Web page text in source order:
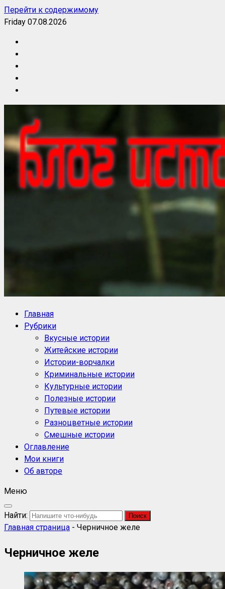
Перейти к содержимому
Friday 07.08.2026
Блог историй NoorySan
Главная
Рубрики
Вкусные истории
Житейские истории
Истории-ворчалки
Криминальные истории
Культурные истории
Полезные истории
Путевые истории
Разноцветные истории
Смешные истории
Оглавление
Мои книги
Об авторе
Меню
Найти:
Главная страница - Черничное желе
Черничное желе